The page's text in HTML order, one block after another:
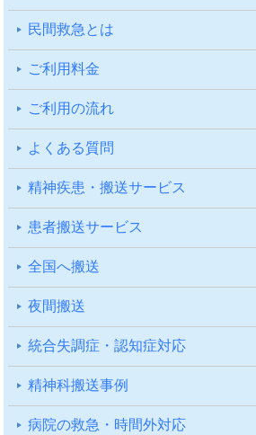
⺠間救急とは
ご利⽤料⾦
ご利⽤の流れ
よくある質問
精神疾患・搬送サービス
患者搬送サービス
全国へ搬送
夜間搬送
統合失調症・認知症対応
精神科搬送事例
病院の救急・時間外対応